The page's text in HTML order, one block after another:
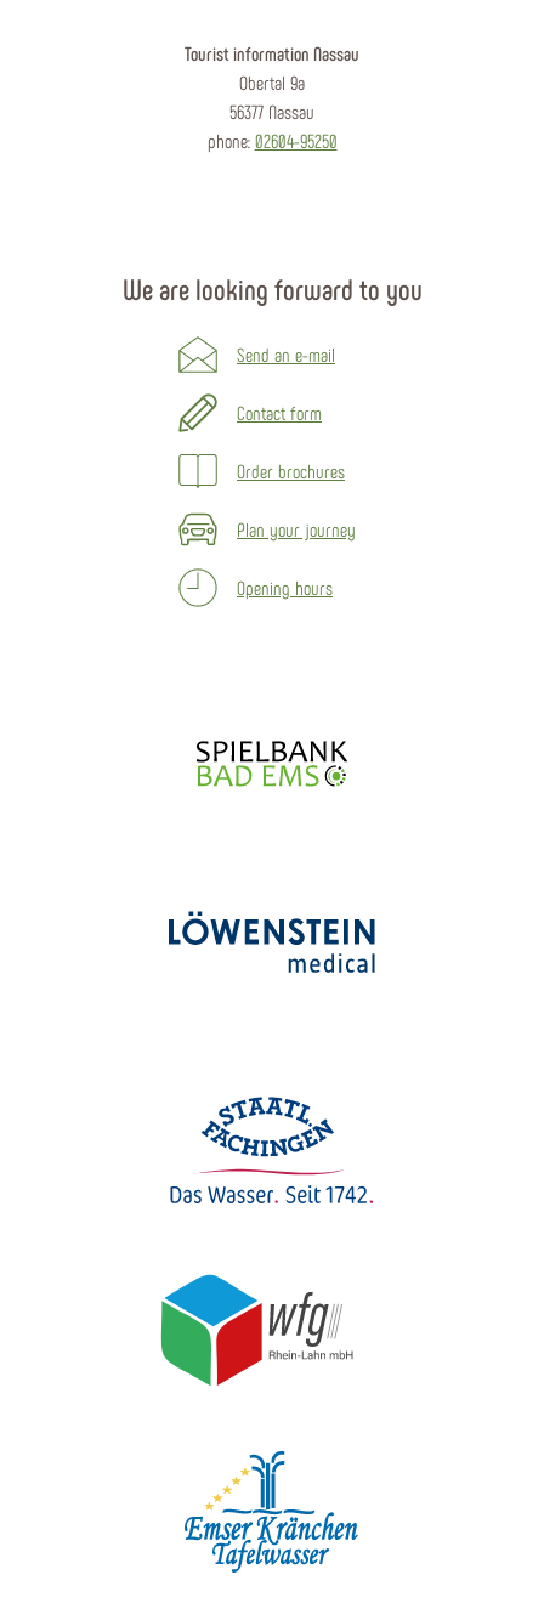
Tourist information Nassau
Obertal 9a
56377 Nassau
phone: 02604-95250
We are looking forward to you
Send an e-mail
Contact form
Order brochures
Plan your journey
Opening hours